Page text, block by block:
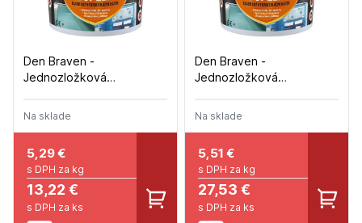
Den Braven -
Jednozložková
2,5kg
Na sklade
5,29€
s DPH za kg
13,22 €
s DPH za ks
Den Braven -
Jednozložková
5kg
Na sklade
5,51 €
s DPH za kg
27,53 €
s DPH za ks